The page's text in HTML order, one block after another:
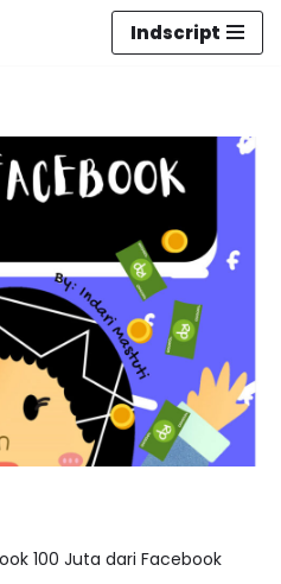
Indscript
100 Juta dari Facebook